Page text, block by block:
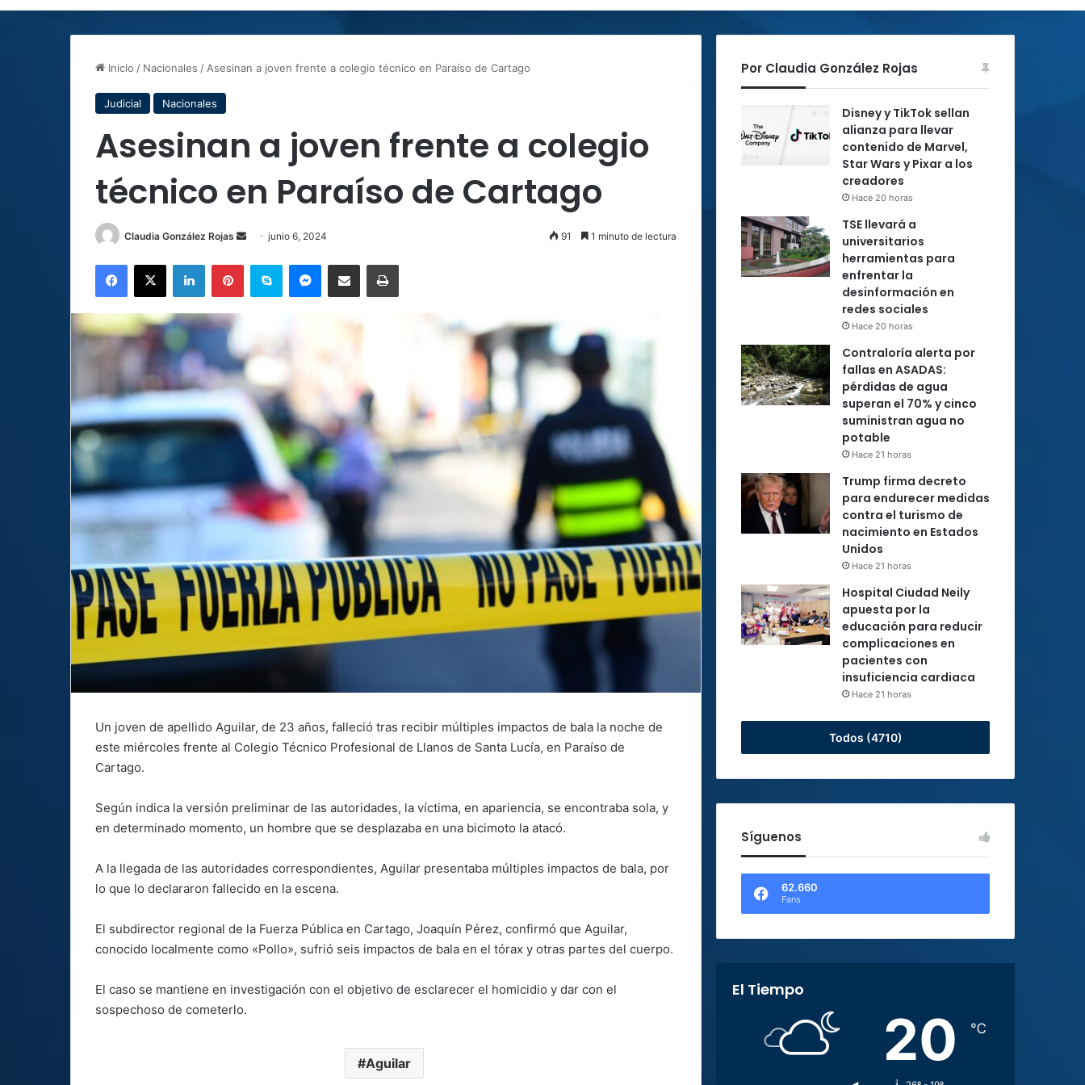
Inicio / Nacionales / Asesinan a joven frente a colegio técnico en Paraíso de Cartago
Judicial Nacionales
Asesinan a joven frente a colegio
técnico en Paraíso de Cartago
Claudia González Rojas
Send
email
junio 6, 2024 91 1 minuto de lectura
Facebook
X LinkedInPinterestSkype MessengerCompartir por correo electrónicoImprimir
Un joven de apellido Aguilar, de 23 años, falleció tras recibir múltiples impactos de bala la noche de
este miércoles frente al Colegio Técnico Profesional de Llanos de Santa Lucía, en Paraíso de
Cartago.
Según indica la versión preliminar de las autoridades, la víctima, en apariencia, se encontraba sola, y
en determinado momento, un hombre que se desplazaba en una bicimoto la atacó.
A la llegada de las autoridades correspondientes, Aguilar presentaba múltiples impactos de bala, por
lo que lo declararon fallecido en la escena.
El subdirector regional de la Fuerza Pública en Cartago, Joaquín Pérez, confirmó que Aguilar,
conocido localmente como «Pollo», sufrió seis impactos de bala en el tórax y otras partes del cuerpo.
El caso se mantiene en investigación con el objetivo de esclarecer el homicidio y dar con el
sospechoso de cometerlo.
Aguilar
Por Claudia González Rojas
Disney y TikTok sellan
alianza para llevar
contenido de Marvel,
Star Wars y Pixar a los
creadores
Hace 20 horas
TSE llevará a
universitarios
herramientas para
enfrentar la
desinformación en
redes sociales
Hace 20 horas
Contraloría alerta por
fallas en ASADAS:
pérdidas de agua
superan el 70% y cinco
suministran agua no
potable
Hace 21 horas
Trump firma decreto
para endurecer medidas
contra el turismo de
nacimiento en Estados
Unidos
Hace 21 horas
Hospital Ciudad Neily
apuesta por la
educación para reducir
complicaciones en
pacientes con
insuficiencia cardiaca
Hace 21 horas
Todos (4710)
Síguenos
62.660
Fans
El Tiempo
20 ℃